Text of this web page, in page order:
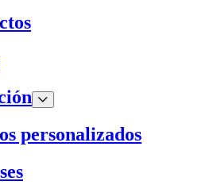
personalizados